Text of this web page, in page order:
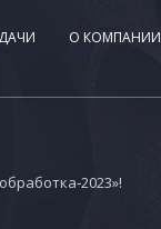
О КОМПАНИИ